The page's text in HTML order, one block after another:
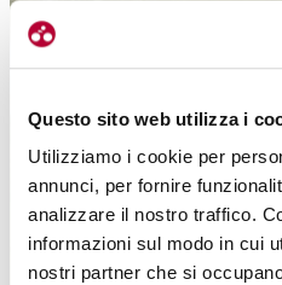
Questo sito web utilizza i
Utilizziamo i cookie per
annunci, per fornire
analizzare il nostro traffico.
informazioni sul modo in cui
nostri partner che si